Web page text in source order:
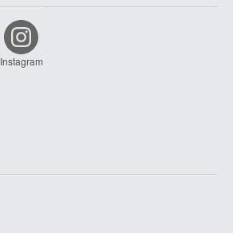
Instagram